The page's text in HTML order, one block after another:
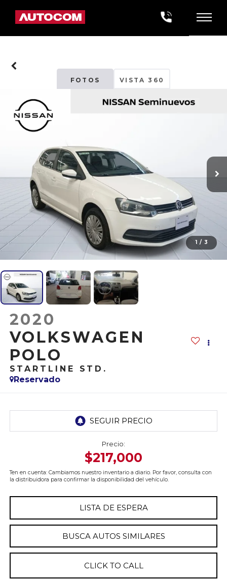
FOTOS VISTA 360
1 / 3
2020
VOLKSWAGEN
POLO
STARTLINE STD.
Reservado
Precio:
$217,000
Ten en cuenta: Cambiamos nuestro inventario a diario. Por favor, consulta con
la distribuidora para confirmar la disponibilidad del vehículo.
LISTA DE ESPERA
BUSCA AUTOS SIMILARES
CLICK TO CALL